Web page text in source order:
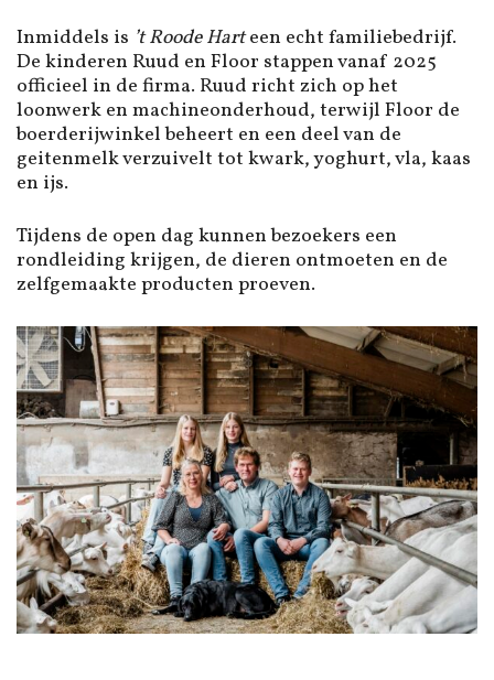
Inmiddels is ’t Roode Harteen echt familiebedrijf.
De kinderen Ruud en Floor stappen vanaf 2025
officieel in de firma. Ruud richt zich op het
loonwerk en machineonderhoud, terwijl Floor de
boerderijwinkel beheert en een deel van de
geitenmelk verzuivelt tot kwark, yoghurt, vla, kaas
en ijs.
Tijdens de open dag kunnen bezoekers een
rondleiding krijgen, de dieren ontmoeten en de
zelfgemaakte producten proeven.